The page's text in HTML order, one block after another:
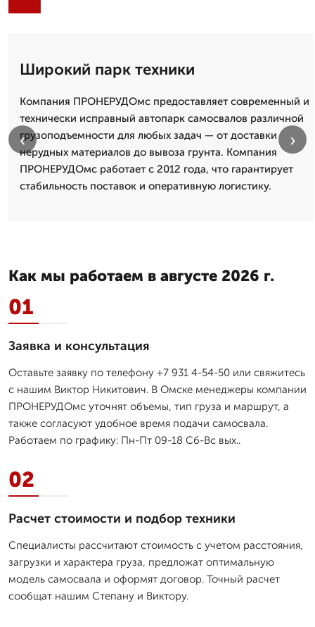
Широкий парк техники
Компания ПРОНЕРУДОмс предоставляет современный и
технически исправный автопарк самосвалов различной
грузоподъемности для любых задач — от доставки
нерудных материалов до вывоза грунта. Компания
ПРОНЕРУДОмс работает с 2012 года, что гарантирует
стабильность поставок и оперативную логистику.
‹ ›
Как мы работаем в августе 2026 г.
01
Заявка и консультация
Оставьте заявку по телефону +7 931 4-54-50 или свяжитесь
с нашим Виктор Никитович. В Омске менеджеры компании
ПРОНЕРУДОмс уточнят объемы, тип груза и маршрут, а
также согласуют удобное время подачи самосвала.
Работаем по графику: Пн-Пт 09-18 Сб-Вс вых..
02
Расчет стоимости и подбор техники
Специалисты рассчитают стоимость с учетом расстояния,
загрузки и характера груза, предложат оптимальную
модель самосвала и оформят договор. Точный расчет
сообщат нашим Степану и Виктору.